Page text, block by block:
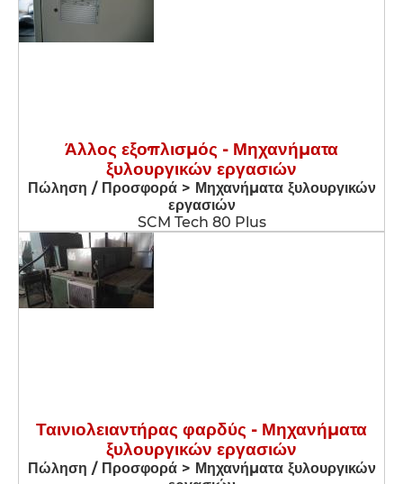
Άλλος εξοπλισμός - Μηχανήματα
ξυλουργικών εργασιών
Πώληση / Προσφορά > Μηχανήματα ξυλουργικών
εργασιών
SCM Tech 80 Plus
Ταινιολειαντήρας φαρδύς - Μηχανήματα
ξυλουργικών εργασιών
Πώληση / Προσφορά > Μηχανήματα ξυλουργικών